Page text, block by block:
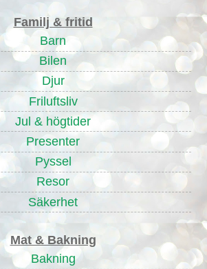
Familj & fritid
Barn
Bilen
Djur
Friluftsliv
Jul & högtider
Presenter
Pyssel
Resor
Säkerhet
Mat & Bakning
Bakning